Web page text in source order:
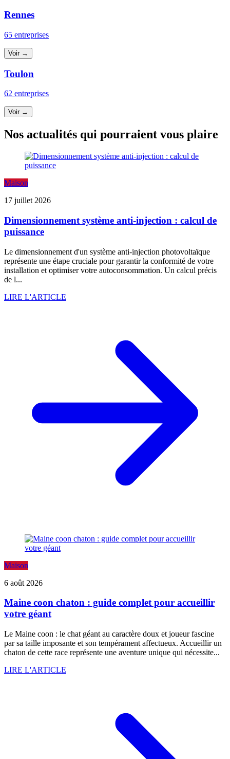
Rennes
65 entreprises
Voir →
Toulon
62 entreprises
Voir →
Nos actualités qui pourraient vous plaire
Maison
17 juillet 2026
Dimensionnement système anti-injection : calcul de
puissance
Le dimensionnement d'un système anti-injection photovoltaïque
représente une étape cruciale pour garantir la conformité de votre
installation et optimiser votre autoconsommation. Un calcul précis
de l...
LIRE L'ARTICLE
Maison
6 août 2026
Maine coon chaton : guide complet pour accueillir
votre géant
Le Maine coon : le chat géant au caractère doux et joueur fascine
par sa taille imposante et son tempérament affectueux. Accueillir un
chaton de cette race représente une aventure unique qui nécessite...
LIRE L'ARTICLE